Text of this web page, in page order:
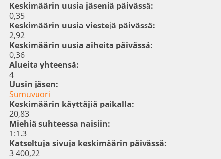
Keskimäärin uusia jäseniä päivässä:
0,35
Keskimäärin uusia viestejä päivässä:
2,92
Keskimäärin uusia aiheita päivässä:
0,36
Alueita yhteensä:
4
Uusin jäsen:
Sumuvuori
Keskimäärin käyttäjiä paikalla:
20,83
Miehiä suhteessa naisiin:
1:1.3
Katseltuja sivuja keskimäärin päivässä:
3 400,22